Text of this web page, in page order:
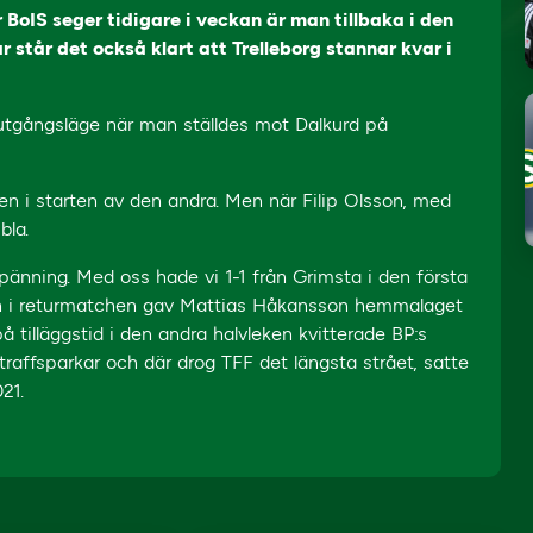
seger tidigare i veckan är man tillbaka i den
står det också klart att Trelleborg stannar kvar i
när man ställdes mot Dalkurd på
i starten av den andra. Men när Filip Olsson, med
Med oss hade vi 1-1 från Grimsta i den första
returmatchen gav Mattias Håkansson hemmalaget
tilläggstid i den andra halvleken kvitterade BP:s
och där drog TFF det längsta strået, satte